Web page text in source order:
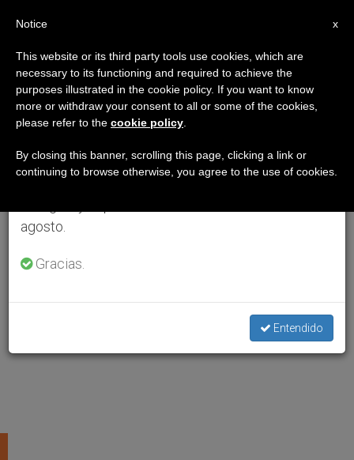
×
Aviso importante
Del 27 de julio al 7 de agosto haremos la pausa
anual, aprovechando que en el periodo de verano
se generan menos informaciones y también el
agosto.
Gracias.
Entendido
x
Notice
This website or its third party tools use cookies, which are
necessary to its functioning and required to achieve the
purposes illustrated in the cookie policy. If you want to know
more or withdraw your consent to all or some of the cookies,
please refer to the cookie policy
By closing this banner, scrolling this page, clicking a link or
continuing to browse otherwise, you agree to the use of cookies.